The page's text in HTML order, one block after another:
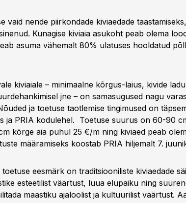
vaid nende piirkondade kiviaedade
Kunagise kiviaia asukoht peab olema
asuma vähemalt 80% ulatuses hooldatud
kiviaiale – minimaalne kõrgus-laius, kivide
jne – on samasugused nagu
ja toetuse taotlemise tingimused on
ja PRIA kodulehel. Toetuse suurus on 60-90
kõrge aia puhul 25 €/m ning kiviaed peab
määramiseks koostab PRIA hiljemalt 7.
toetuse eesmärk on traditsiooniliste kiviaedade
esteetilist väärtust, luua elupaiku ning
maastiku ajaloolist ja kultuurilist väärtust.